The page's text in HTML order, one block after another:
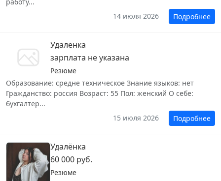
14 июля 2026
Подробнее
Удаленка
зарплата не указана
Резюме
Образование: средне техническое Знание языков: нет
Гражданство: россия Возраст: 55 Пол: женский О себе:
бухгалтер...
15 июля 2026
Подробнее
Удалёнка
60 000 руб.
Резюме